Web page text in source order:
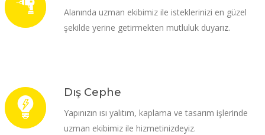
Alanında uzman ekibimiz ile isteklerinizi en güzel
şekilde yerine getirmekten mutluluk duyarız.
Dış Cephe
Yapınızın ısı yalıtım, kaplama ve tasarım işlerinde
uzman ekibimiz ile hizmetinizdeyiz.